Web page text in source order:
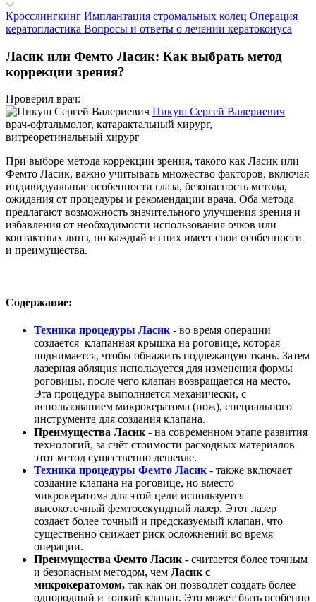
Кросслингкинг Имплантация стромальных колец Операция
кератопластика Вопросы и ответы о лечении кератоконуса
Ласик или Фемто Ласик: Как выбрать метод
коррекции зрения?
Проверил врач:
Пикуш Сергей Валериевич
врач-офтальмолог, катарактальный хирург,
витреоретинальный хирург
При выборе метода коррекции зрения, такого как Ласик или
Фемто Ласик, важно учитывать множество факторов, включая
индивидуальные особенности глаза, безопасность метода,
ожидания от процедуры и рекомендации врача. Оба метода
предлагают возможность значительного улучшения зрения и
избавления от необходимости использования очков или
контактных линз, но каждый из них имеет свои особенности
и преимущества.
Содержание:
Техника процедуры Ласик - во время операции
создается клапанная крышка на роговице, которая
поднимается, чтобы обнажить подлежащую ткань. Затем
лазерная абляция используется для изменения формы
роговицы, после чего клапан возвращается на место.
Эта процедура выполняется механически, с
использованием микрокератома (нож), специального
инструмента для создания клапана.
Преимущества Ласик - на современном этапе развития
технологий, за счёт стоимости расходных материалов
этот метод существенно дешевле.
Техника процедуры Фемто Ласик - также включает
создание клапана на роговице, но вместо
микрокератома для этой цели используется
высокоточный фемтосекундный лазер. Этот лазер
создает более точный и предсказуемый клапан, что
существенно снижает риск осложнений во время
операции.
Преимущества Фемто Ласик - считается более точным
и безопасным методом, чем Ласик с
микрокератомом, так как он позволяет создать более
однородный и тонкий клапан. Это может быть особенно